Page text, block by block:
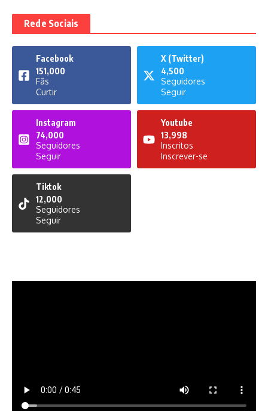
Rede Sociais
Facebook
151,000
Fãs
Curtir
X (Twitter)
4,500
Seguidores
Seguir
Instagram
74,000
Seguidores
Seguir
Youtube
13,998
Inscritos
Inscrever-se
Tiktok
12,000
Seguidores
Seguir